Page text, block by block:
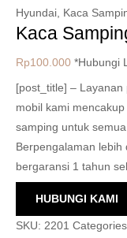
Hyundai, Kaca
Kaca
Rp100.000 *Hubungi
[post_title] –
mobil kami
samping untuk
Berpengalaman
bergaransi 1 tahun
HUBUNGI KAMI
SKU: 2201